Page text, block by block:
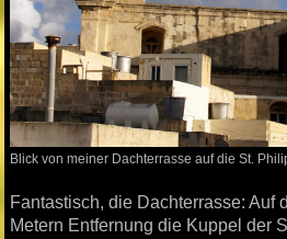
Blick von meiner Dachterrasse auf die St.
Fantastisch, die Dachterrasse: Auf
Metern Entfernung die Kuppel der